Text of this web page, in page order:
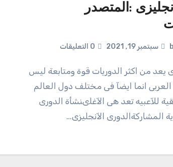
:المتصدر
سبتمبر 19, 2021 0 التعليقات
انما ايضآ فى مختلف دول العالم
للآعبيه تعد هى الآغلىنشأة الدورى
المشاركةالدورى الآنجليزى…